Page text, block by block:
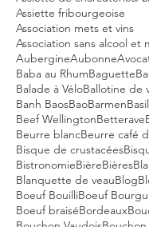
Assiette fribourgeoise
Association mets et vins
Association sans alcool et
AubergineAubonne
Baba au RhumBaguette
Balade à VéloBallotine de
Banh BaosBaoBarmen
Beef WellingtonBetterave
Beurre blancBeurre café
Bisque de crustacées
BistronomieBièreBières
Blanquette de veauBlog
Boeuf BouilliBoeuf
Boeuf braiséBordeaux